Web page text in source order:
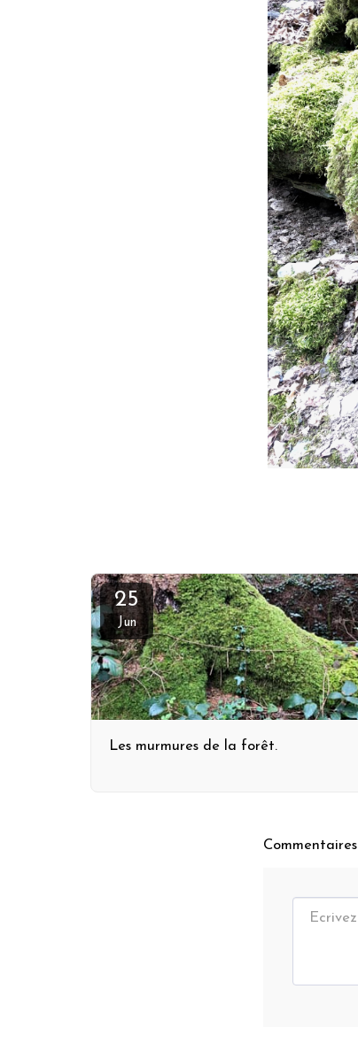
25
Jun
Les murmures de la forêt.
Commentaires